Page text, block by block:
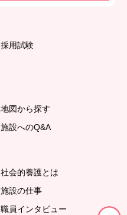
採用試験
地図から探す
施設へのQ&A
社会的養護とは
施設の仕事
職員インタビュー